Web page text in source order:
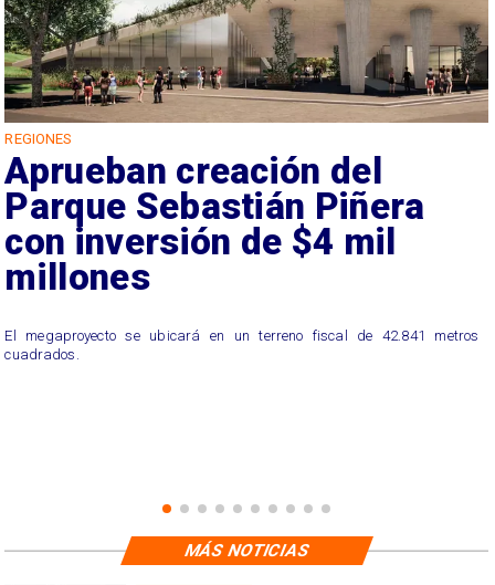
REGIONES
Aprueban creación del
Parque Sebastián Piñera
con inversión de $4 mil
millones
El megaproyecto se ubicará en un terreno fiscal de 42.841 metros
cuadrados.
MÁS NOTICIAS